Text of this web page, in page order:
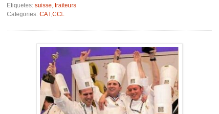
Etiquetes: suisse, traiteurs
Categories: CAT,CCL